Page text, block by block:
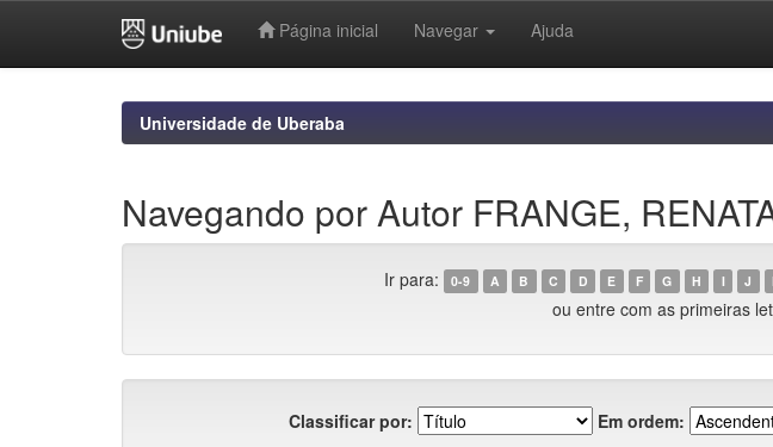
Página inicial Navegar Ajuda
Universidade de Uberaba
Navegando por Autor FRANGE,
Ir para: 0-9 A B C D E F G H I J
ou entre com as primeiras
Classificar por: Em ordem: